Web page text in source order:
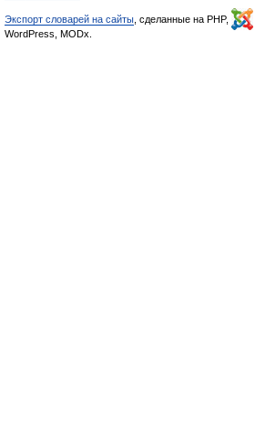
Экспорт словарей на сайты , сделанные на PHP,
WordPress, MODx.